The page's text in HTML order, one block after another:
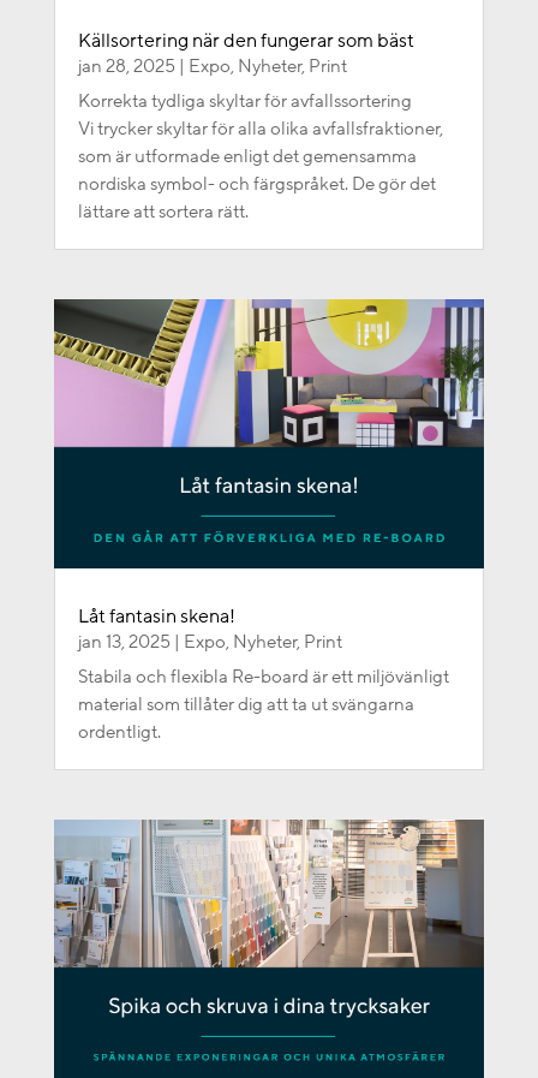
Källsortering när den fungerar som bäst
jan 28, 2025 | Expo, Nyheter, Print
Korrekta tydliga skyltar för avfallssortering
Vi trycker skyltar för alla olika avfallsfraktioner,
som är utformade enligt det gemensamma
nordiska symbol- och färgspråket. De gör det
lättare att sortera rätt.
Låt fantasin skena!
jan 13, 2025 | Expo, Nyheter, Print
Stabila och flexibla Re-board är ett miljövänligt
material som tillåter dig att ta ut svängarna
ordentligt.